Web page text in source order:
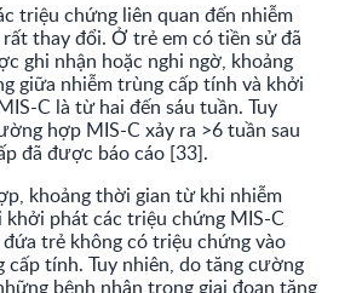
triệu chứng liên quan đến nhiễm
thay đổi. Ở trẻ em có tiền sử đã
ghi nhận hoặc nghi ngờ, khoảng
giữa nhiễm trùng cấp tính và khởi
C là từ hai đến sáu tuần. Tuy
hợp MIS-C xảy ra >6 tuần sau
đã được báo cáo [33].
khoảng thời gian từ khi nhiễm
phát các triệu chứng MIS-C
trẻ không có triệu chứng vào
tính. Tuy nhiên, do tăng cường
bệnh nhân trong giai đoạn tăng